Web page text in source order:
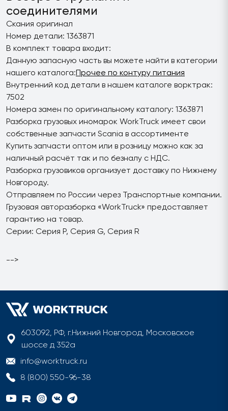
соединителями
Скания оригинал
Номер детали: 1363871
В комплект товара входит:
Данную запасную часть вы можете найти в категории
нашего каталога:Прочее по контуру питания
Внутренний код детали в нашем каталоге ворктрак:
7502
Номера замен по оригинальному каталогу: 1363871
Разборка грузовых иномарок WorkTruck имеет свои
собственные запчасти Scania в ассортименте
Купить запчасти оптом или в розницу можно как за
наличный расчёт так и по безналу с НДС.
Разборка грузовиков организует доставку по Нижнему
Новгороду.
Отправляем по России через Транспортные компании.
Грузовая авторазборка «WorkTruck» предоставляет
гарантию на товар.
Серии: Серия P, Серия G, Серия R
-->
603092, РФ, г.Нижний Новгород, Московское
шоссе д 352а
info@worktruck.ru
8 (800) 550-96-38